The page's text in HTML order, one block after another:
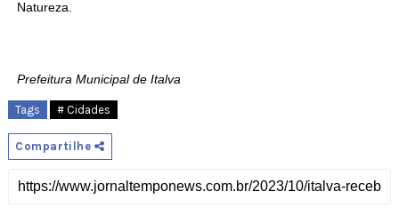
Natureza.
Prefeitura Municipal de Italva
Tags # Cidades
Compartilhe